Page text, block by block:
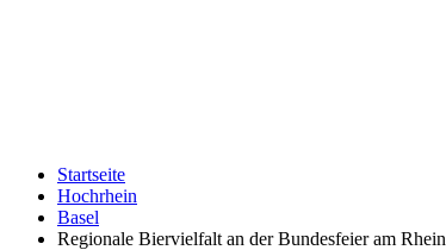
Startseite
Hochrhein
Basel
Regionale Biervielfalt an der Bundesfeier am Rhein